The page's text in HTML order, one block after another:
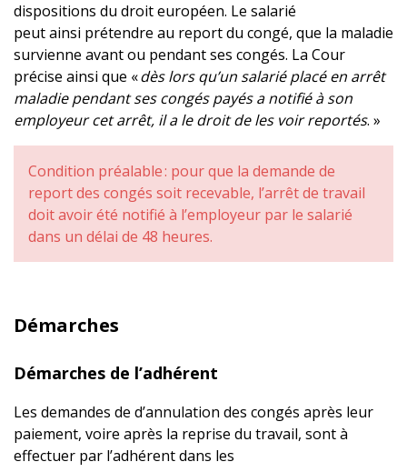
dispositions du droit européen. Le salarié
peut ainsi prétendre au report du congé, que la maladie
survienne avant ou pendant ses congés. La Cour
précise ainsi que «dès lors qu’un salarié placé en arrêt
maladie pendant ses congés payés a notifié à son
employeur cet arrêt, il a le droit de les voir reportés. »
Condition préalable : pour que la demande de
report des congés soit recevable, l’arrêt de travail
doit avoir été notifié à l’employeur par le salarié
dans un délai de 48 heures.
Démarches
Démarches de l’adhérent
Les demandes de d’annulation des congés après leur
paiement, voire après la reprise du travail, sont à
effectuer par l’adhérent dans les